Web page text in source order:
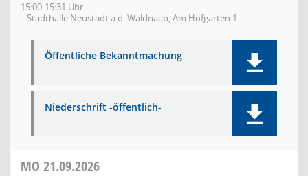
15:00-15:31 Uhr
Stadthalle Neustadt a.d. Waldnaab, Am Hofgarten 1
Öffentliche Bekanntmachung
Niederschrift -öffentlich-
MO 21.09.2026